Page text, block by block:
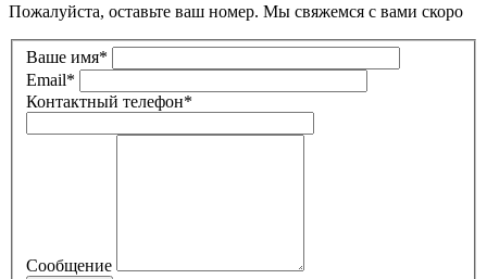
Пожалуйста, оставьте ваш номер. Мы свяжемся с вами скоро
Ваше имя*
Email*
Контактный телефон*
Сообщение